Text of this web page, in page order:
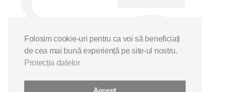
Folosim cookie-uri pentru ca voi să beneficiați
de cea mai bună experiență pe site-ul nostru.
Protecția datelor
Accept